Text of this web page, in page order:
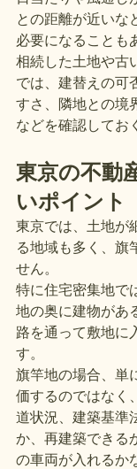
との距離が近いな
必要になることも
相続した土地や古
では、建替えの可
すさ、隣地との境
などを確認してお
東京の不動
いポイント
東京では、土地が
る地域も多く、旗
せん。
特に住宅密集地で
地の奥に建物があ
路を通って敷地に
す。
旗竿地の場合、単
価するのではなく
道状況、建築基準
か、再建築できる
の車両が入れるか